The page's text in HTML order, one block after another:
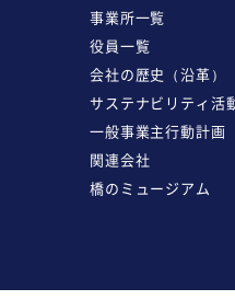
事業所一覧
役員一覧
会社の歴史（沿革）
サステナビリティ活
一般事業主行動計画
関連会社
橋のミュージアム